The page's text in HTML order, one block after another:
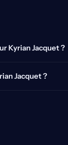
Kyrian Jacquet ?
Jacquet ?